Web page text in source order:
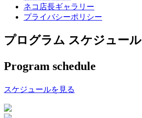
ネコ店長ギャラリー
プライバシーポリシー
プログラム スケジュール
Program schedule
スケジュールを見る